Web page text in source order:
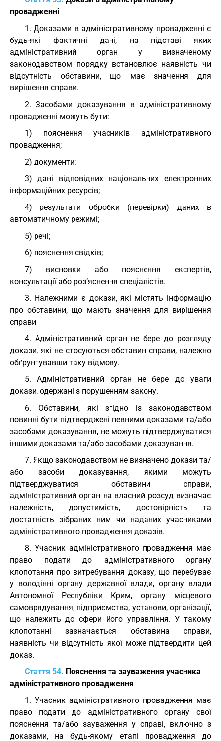
провадженні
1. Доказами в адміністративному провадженні є
будь-які фактичні дані, на підставі яких
адміністративний орган у визначеному
законодавством порядку встановлює наявність чи
відсутність обставини, що має значення для
вирішення справи.
2. Засобами доказування в адміністративному
провадженні можуть бути:
1) пояснення учасників адміністративного
провадження;
2) документи;
3) дані відповідних національних електронних
інформаційних ресурсів;
4) результати обробки (перевірки) даних в
автоматичному режимі;
5) речі;
6) пояснення свідків;
7) висновки або пояснення експертів,
консультації або роз’яснення спеціалістів.
3. Належними є докази, які містять інформацію
про обставини, що мають значення для вирішення
справи.
4. Адміністративний орган не бере до розгляду
докази, які не стосуються обставин справи, належно
обґрунтувавши таку відмову.
5. Адміністративний орган не бере до уваги
докази, одержані з порушенням закону.
6. Обставини, які згідно із законодавством
повинні бути підтверджені певними доказами та/або
засобами доказування, не можуть підтверджуватися
іншими доказами та/або засобами доказування.
7. Якщо законодавством не визначено докази та/
або засоби доказування, якими можуть
підтверджуватися обставини справи,
адміністративний орган на власний розсуд визначає
належність, допустимість, достовірність та
достатність зібраних ним чи наданих учасниками
адміністративного провадження доказів.
8. Учасник адміністративного провадження має
право подати до адміністративного органу
клопотання про витребування доказу, що перебуває
у володінні органу державної влади, органу влади
Автономної Республіки Крим, органу місцевого
самоврядування, підприємства, установи, організації,
що належить до сфери його управління. У такому
клопотанні зазначається обставина справи,
наявність чи відсутність якої може підтвердити цей
доказ.
Стаття 54. Пояснення та зауваження учасника
адміністративного провадження
1. Учасник адміністративного провадження має
право подати до адміністративного органу свої
пояснення та/або зауваження у справі, включно з
доказами, на будь-якому етапі провадження до